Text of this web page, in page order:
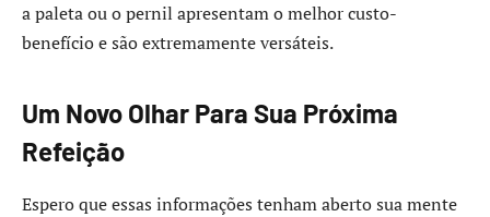
a paleta ou o pernil apresentam o melhor custo-
benefício e são extremamente versáteis.
Um Novo Olhar Para Sua Próxima
Refeição
Espero que essas informações tenham aberto sua mente